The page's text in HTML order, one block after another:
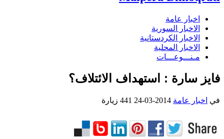
اخبار عامة
الاخبار السورية
الاخبار الكردستانية
الاخبار المحلية
مـنـــوعـــات
فايز سارة : استهداف الائتلاف؟
في اخبار عامة 2014-03-24 441 زيارة